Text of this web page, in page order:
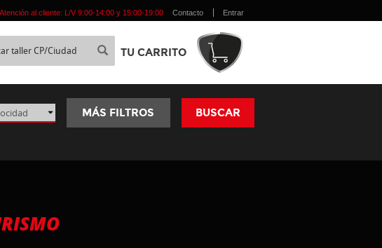
MÁS FILTROS BUSCAR
Atención al cliente: L/V 9:00-14:00 y 15:00-19:00 Contacto Entrar
TU CARRITO